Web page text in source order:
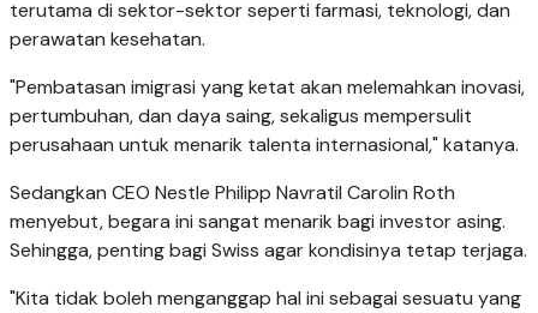
terutama di sektor-sektor seperti farmasi, teknologi, dan
perawatan kesehatan.
"Pembatasan imigrasi yang ketat akan melemahkan inovasi,
pertumbuhan, dan daya saing, sekaligus mempersulit
perusahaan untuk menarik talenta internasional," katanya.
Sedangkan CEO Nestle Philipp Navratil Carolin Roth
menyebut, begara ini sangat menarik bagi investor asing.
Sehingga, penting bagi Swiss agar kondisinya tetap terjaga.
"Kita tidak boleh menganggap hal ini sebagai sesuatu yang